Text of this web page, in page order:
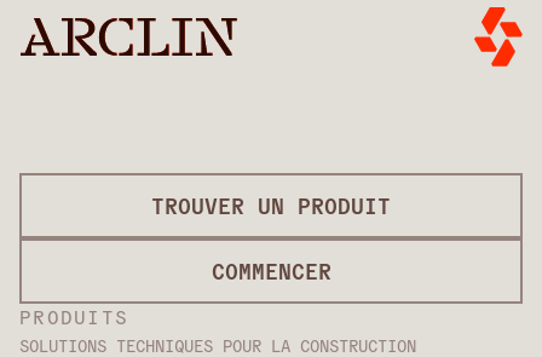
PRODUITS
SOLUTIONS TECHNIQUES POUR LA CONSTRUCTION
TROUVER UN PRODUIT
COMMENCER